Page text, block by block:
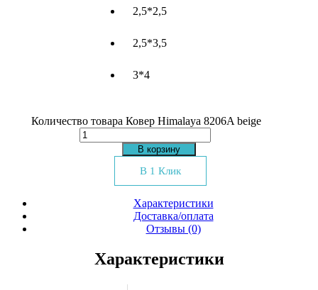
2,5*2,5
2,5*3,5
3*4
Количество товара Ковер Himalaya 8206A beige
В корзину
В 1 Клик
Характеристики
Доставка/оплата
Отзывы (0)
Характеристики